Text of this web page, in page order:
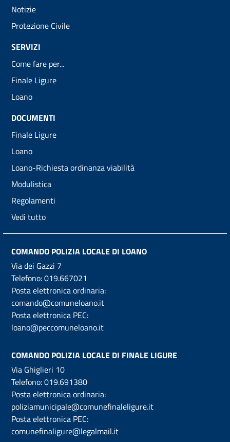
Notizie
Protezione Civile
SERVIZI
Come fare per...
Finale Ligure
Loano
DOCUMENTI
Finale Ligure
Loano
Loano-Richiesta ordinanza viabilità
Modulistica
Regolamenti
Vedi tutto
COMANDO POLIZIA LOCALE DI LOANO
Via dei Gazzi 7
Telefono:019.667021
Posta elettronica ordinaria:
comando@comuneloano.it
Posta elettronica PEC:
loano@peccomuneloano.it
COMANDO POLIZIA LOCALE DI FINALE LIGURE
Via Ghiglieri 10
Telefono:019.691380
Posta elettronica ordinaria:
poliziamunicipale@comunefinaleligure.it
Posta elettronica PEC:
comunefinaligure@legalmail.it